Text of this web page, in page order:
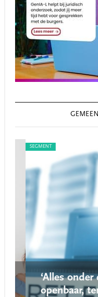
SEGMENT
‘Alles onder
openbaar,